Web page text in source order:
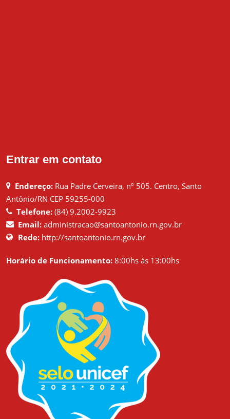
Entrar em contato
Endereço: Rua Padre Cerveira, nº 505. Centro, Santo
Antônio/RN CEP 59255-000
Telefone: (84) 9.2002-9923
Email: administracao@santoantonio.rn.gov.br
Rede: http://santoantonio.rn.gov.br
Horário de Funcionamento: 8:00hs às 13:00hs